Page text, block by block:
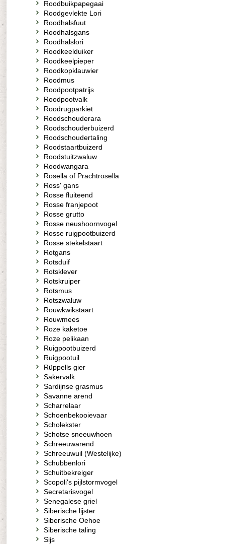
Roodbuikpapegaai
Roodgevlekte Lori
Roodhalsfuut
Roodhalsgans
Roodhalslori
Roodkeelduiker
Roodkeelpieper
Roodkopklauwier
Roodmus
Roodpootpatrijs
Roodpootvalk
Roodrugparkiet
Roodschouderara
Roodschouderbuizerd
Roodschoudertaling
Roodstaartbuizerd
Roodstuitzwaluw
Roodwangara
Rosella of Prachtrosella
Ross' gans
Rosse fluiteend
Rosse franjepoot
Rosse grutto
Rosse neushoornvogel
Rosse ruigpootbuizerd
Rosse stekelstaart
Rotgans
Rotsduif
Rotsklever
Rotskruiper
Rotsmus
Rotszwaluw
Rouwkwikstaart
Rouwmees
Roze kaketoe
Roze pelikaan
Ruigpootbuizerd
Ruigpootuil
Rüppells gier
Sakervalk
Sardijnse grasmus
Savanne arend
Scharrelaar
Schoenbekooievaar
Scholekster
Schotse sneeuwhoen
Schreeuwarend
Schreeuwuil (Westelijke)
Schubbenlori
Schuitbekreiger
Scopoli's pijlstormvogel
Secretarisvogel
Senegalese griel
Siberische lijster
Siberische Oehoe
Siberische taling
Sijs